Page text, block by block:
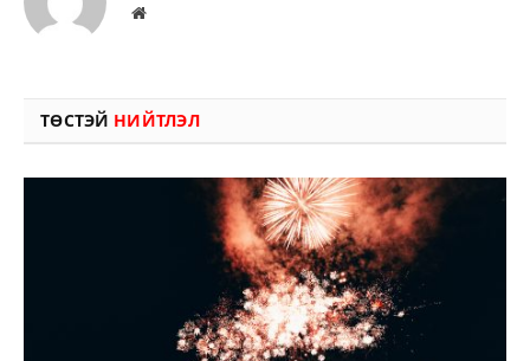
Вэбсайт
ТӨСТЭЙ НИЙТЛЭЛ